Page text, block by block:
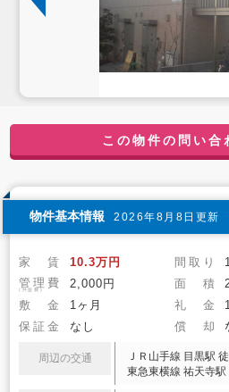
この物件の問い合
物件基本情報 2026年8月8日更新
家 賃 10.3万円 間取り
管理費
(共益費) 2,000円 面 積
敷 金
1ヶ月 礼 金
保証金
なし 償 却
周辺の交通
ＪＲ山手線 目黒駅
東急東横線 祐天寺